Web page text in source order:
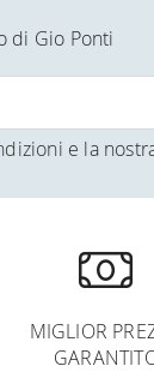
di Gio Ponti
e la
MIGLIOR